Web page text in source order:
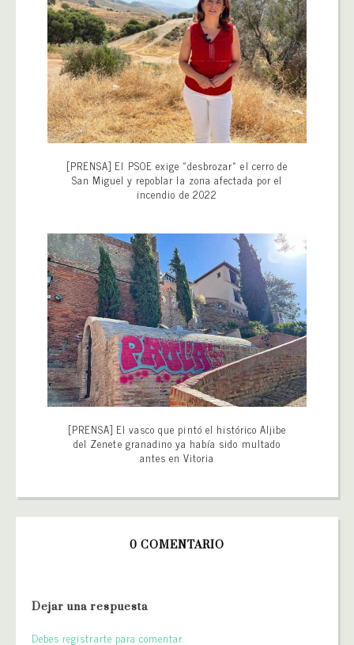
[PRENSA] El PSOE exige «desbrozar» el cerro de
San Miguel y repoblar la zona afectada por el
incendio de 2022
[PRENSA] El vasco que pintó el histórico Aljibe
del Zenete granadino ya había sido multado
antes en Vitoria
0 COMENTARIO
Dejar una respuesta
Debes registrarte para comentar.